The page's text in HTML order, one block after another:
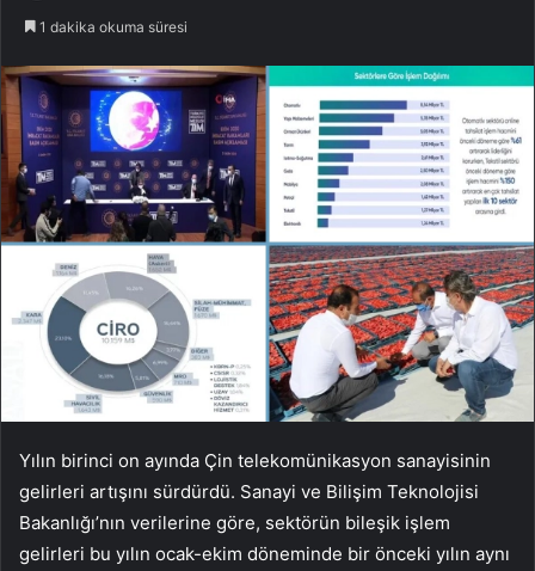
1 dakika okuma süresi
Yılın birinci on ayında Çin telekomünikasyon sanayisinin
gelirleri artışını sürdürdü. Sanayi ve Bilişim Teknolojisi
Bakanlığı’nın verilerine göre, sektörün bileşik işlem
gelirleri bu yılın ocak-ekim döneminde bir önceki yılın aynı